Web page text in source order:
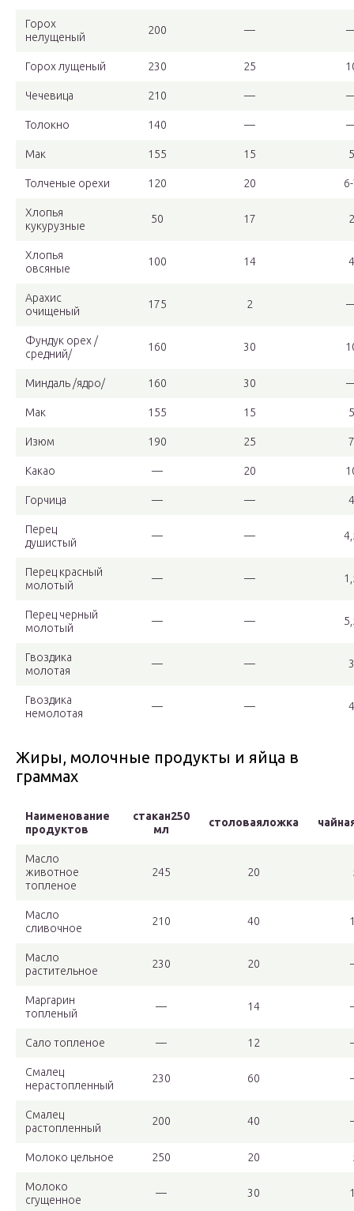
Горох
нелущеный
200 —
Горох лущеный 230 25
Чечевица 210 —
Толокно 140 —
Мак 155 15 5
Толченые орехи 120 20
Хлопья
кукурузные
50 17 2
Хлопья
овсяные
100 14 4
Арахис
очищеный
175 2
Фундук орех /
средний/
160 30
Миндаль /ядро/ 160 30
Мак 155 15 5
Изюм 190 25 7
Какао — 20
Горчица — — 4
Перец
душистый
— —
Перец красный
молотый
— —
Перец черный
молотый
— —
Гвоздика
молотая
— — 3
Гвоздика
немолотая
— — 4
Жиры, молочные продукты и яйца в
граммах
Наименование
продуктов
стакан250
мл
столоваяложка
Масло
животное
топленое
245 20
Масло
сливочное
210 40
Масло
растительное
230 20
Маргарин
топленый
— 14
Сало топленое — 12
Смалец
нерастопленный
230 60
Смалец
растопленный
200 40
Молоко цельное 250 20
Молоко
сгущенное
— 30